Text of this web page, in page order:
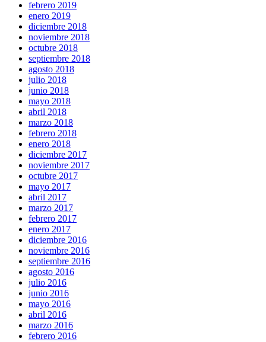
febrero 2019
enero 2019
diciembre 2018
noviembre 2018
octubre 2018
septiembre 2018
agosto 2018
julio 2018
junio 2018
mayo 2018
abril 2018
marzo 2018
febrero 2018
enero 2018
diciembre 2017
noviembre 2017
octubre 2017
mayo 2017
abril 2017
marzo 2017
febrero 2017
enero 2017
diciembre 2016
noviembre 2016
septiembre 2016
agosto 2016
julio 2016
junio 2016
mayo 2016
abril 2016
marzo 2016
febrero 2016